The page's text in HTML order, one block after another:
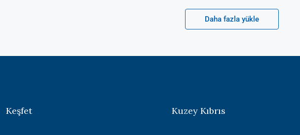
Daha fazla yükle
Keşfet Kuzey Kıbrıs